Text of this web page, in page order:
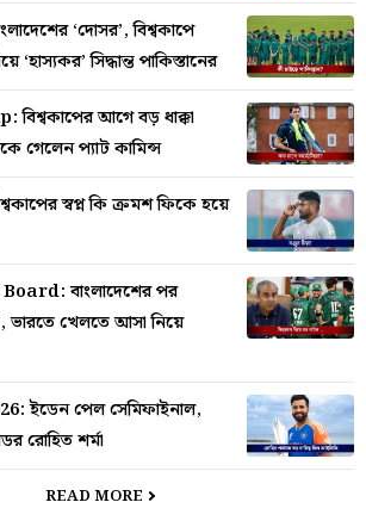
‘দোসর’, বিশ্বকাপে
‘হাস্যকর’ সিদ্ধান্ত পাকিস্তানের
আগে বড় ধাক্কা
গেলেন প্যাট কামিন্স
স্বপ্ন কি ক্রমশ ফিকে হয়ে
বাংলাদেশের পর
ভারতে খেলতে আসা নিয়ে
ইডেন পেল সেমিফাইনাল,
রোহিত শর্মা
READ MORE